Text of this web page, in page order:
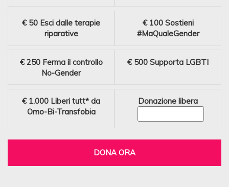
€ 50 Esci dalle terapie
riparative
€ 100 Sostieni
#MaQualeGender
€ 250 Ferma il controllo
No-Gender
€ 500 Supporta LGBTI
€ 1.000 Liberi tutt* da
Omo-Bi-Transfobia
Donazione libera
DONA ORA